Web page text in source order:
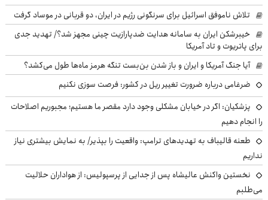
تلاش ناموفق اسرائیل برای سرنگونی رژیم در ایران، دو قربانی در موساد گرفت
خیبرشکن ایران به سامانه هدایت ضدپارازیت چینی مجهز شد؟/ تهدید جدی
برای پاتریوت و تاد آمریکا
آیا جنگ آمریکا و ایران و باز شدن بن‌بست تنگه هرمز ماه‌ها طول می‌کشد؟
ضرغامی درباره ضرورت تغییر ریل در کشور: فرصت سوزی نکنیم
پزشکیان: اگر در خیابان مشکلی وجود دارد مقصر ما هستیم؛ مجبوریم اصلاحات
را انجام دهیم
طعنه قالیباف به تهدیدهای ترامپ: واقعیت را بپذیر/ به نمایش بیشتری نیاز
نداریم
نخستین واکنش عالیشاه پس از جدایی از پرسپولیس: از هواداران حلالیت
می‌طلبم